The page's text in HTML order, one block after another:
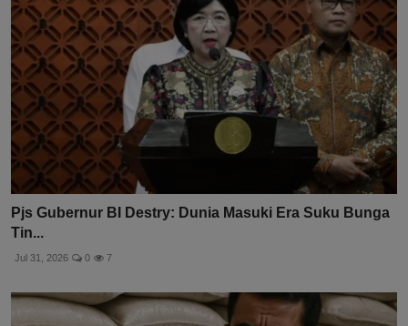
Pjs Gubernur BI Destry: Dunia Masuki Era Suku Bunga
Tin...
Jul 31, 2026 0 7